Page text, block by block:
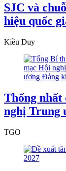
SJC và
hiệu quốc
Kiều Duy
Thống nhất
nghị Trung
TGO